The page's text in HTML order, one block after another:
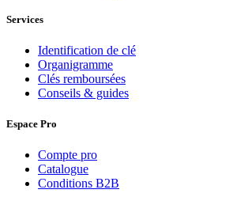
Services
Identification de clé
Organigramme
Clés remboursées
Conseils & guides
Espace Pro
Compte pro
Catalogue
Conditions B2B